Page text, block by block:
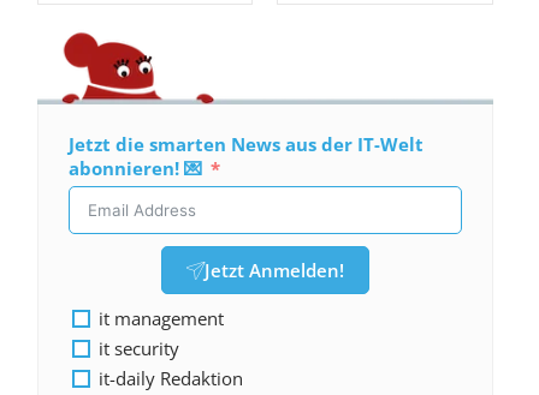
Jetzt die smarten News aus der IT-Welt
abonnieren! 💌
Jetzt Anmelden!
it management
it security
it-daily Redaktion